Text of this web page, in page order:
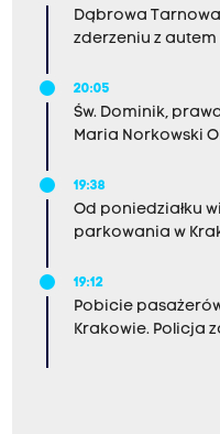
Dąbrowa
zderzeniu z
20:05
Św. Dominik,
Maria Norkowski
19:38
Od poniedziałku
parkowania w
19:12
Pobicie
Krakowie. Policja